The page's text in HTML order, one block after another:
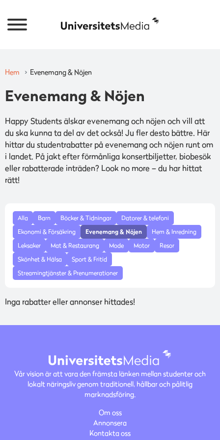
Hem Evenemang & Nöjen
Evenemang & Nöjen
Happy Students älskar evenemang och nöjen och vill att
du ska kunna ta del av det också! Ju fler desto bättre. Här
hittar du studentrabatter på evenemang och nöjen runt om
i landet. På jakt efter förmånliga konsertbiljetter, biobesök
eller rabatterade inträden? Look no more – du har hittat
rätt!
Alla Barn Böcker & Tidningar
Datorer & telefoni
Ekonomi & Försäkring
Evenemang & Nöjen
Hem & Inredning
Leksaker
Mat & Restaurang Mode Motor
Resor
Skönhet & Hälsa
Sport & Fritid
Streamingtjänster & Prenumerationer
Inga rabatter eller annonser hittades!
Vår vision är att vara den främsta länken mellan studenter och
lokalt näringsliv genom traditionell, hållbar och pålitlig
marknadsföring.
Om oss
Annonsera
Kontakta oss